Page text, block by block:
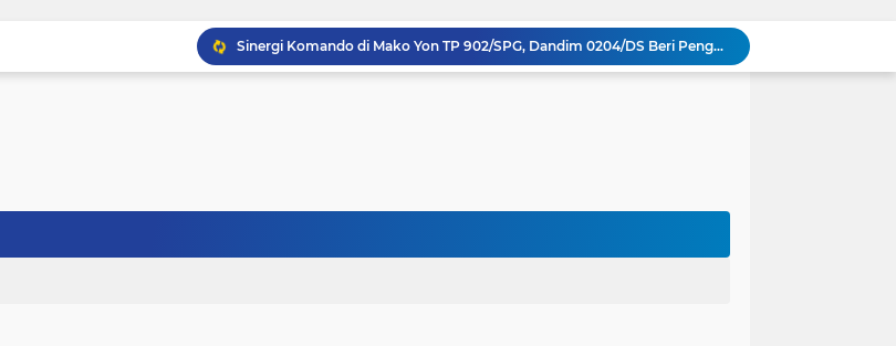
Sinergi Komando di Mako Yon TP 902/SPG, Dandim 0204/DS Beri Penghormatan Khusus ke Menhan RI
Memecah Isolasi Pedalaman: Jejak Peluh Prajurit Kodam I/BB Pertaruhkan Akses Ekonomi Gunungsitoli
Ribuan Anak Hingga Ibu Hamil di Sunggal Terima Pasokan Gizi Gratis dari TNI dan YPPSDP